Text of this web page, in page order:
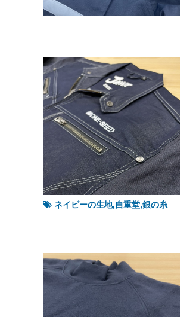
ネイビーの生地,自重堂,銀の糸